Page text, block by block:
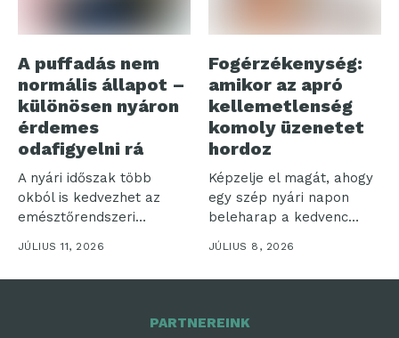
A puffadás nem
normális állapot –
különösen nyáron
érdemes
odafigyelni rá
A nyári időszak több
okból is kedvezhet az
emésztőrendszeri
panaszoknak.
Gyakrabban
fogyasztunk...
JÚLIUS 11, 2026
Fogérzékenység:
amikor az apró
kellemetlenség
komoly üzenetet
hordoz
Képzelje el magát, ahogy
egy szép nyári napon
beleharap a kedvenc
fagyijába,...
JÚLIUS 8, 2026
PARTNEREINK